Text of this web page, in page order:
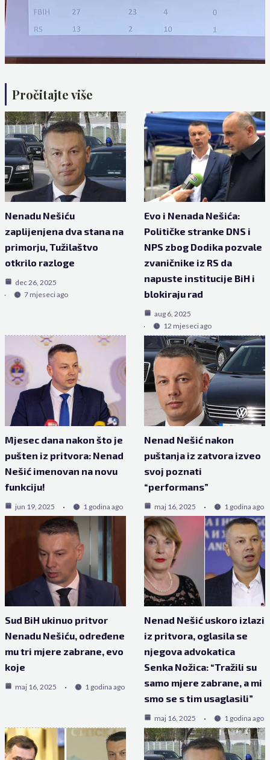
Pročitajte više
Nenadu Nešiću
zaplijenjena dva stana na
primorju, Tužilaštvo
otkrilo razloge
dec 26, 2025
7 mjeseci ago
Evo i Nenada Nešića:
Političke stranke DNS i
NPS zbog Dodika pozvale
zvaničnike iz RS da
napuste institucije BiH i
blokiraju rad
aug 6, 2025
12 mjeseci ago
Mjesec dana nakon što je
pušten iz pritvora: Nenad
Nešić imenovan na novu
funkciju!
jun 19, 2025 1 godina ago
Nenad Nešić nakon
puštanja iz zatvora izveo
svoj poznati
“performans”
maj 16, 2025 1 godina ago
Sud BiH ukinuo pritvor
Nenadu Nešiću, određene
mu tri mjere zabrane, evo
koje
maj 16, 2025 1 godina ago
Nenad Nešić uskoro izlazi
iz pritvora, oglasila se
njegova advokatica
Senka Nožica: “Tražili su
samo mjere zabrane, a mi
smo se s tim usaglasili”
maj 16, 2025 1 godina ago